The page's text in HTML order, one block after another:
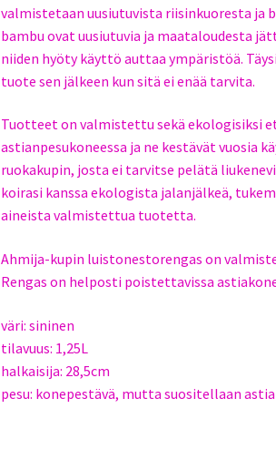
valmistetaan uusiutuvista riisinkuoresta ja
bambu ovat uusiutuvia ja maataloudesta
niiden hyöty käyttö auttaa ympäristöä.
tuote sen jälkeen kun sitä ei enää tarvita.
Tuotteet on valmistettu sekä ekologisiksi
astianpesukoneessa ja ne kestävät vuosia
ruokakupin, josta ei tarvitse pelätä
koirasi kanssa ekologista jalanjälkeä,
aineista valmistettua tuotetta.
Ahmija-kupin luistonestorengas on
Rengas on helposti poistettavissa
väri: sininen
tilavuus: 1,25L
halkaisija: 28,5cm
pesu: konepestävä, mutta suositellaan